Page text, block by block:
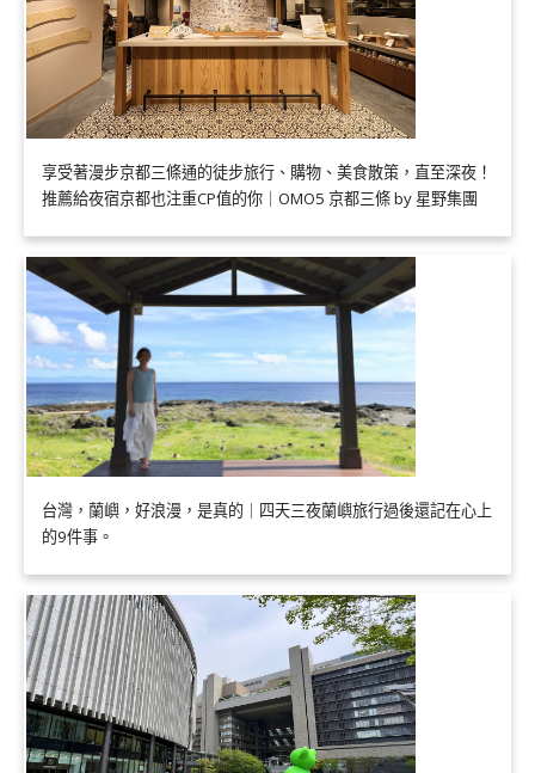
享受著漫步京都三條通的徒步旅行、購物、美食散策，直至深夜！
推薦給夜宿京都也注重CP值的你｜OMO5 京都三條 by 星野集團
台灣，蘭嶼，好浪漫，是真的｜四天三夜蘭嶼旅行過後還記在心上
的9件事。